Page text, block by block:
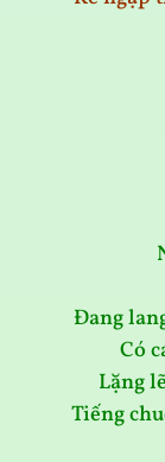
Đang
Có
Lặng
Tiếng